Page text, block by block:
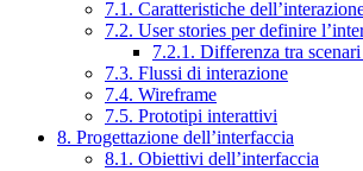
7.1. Caratteristiche
7.2. User stories per definire
7.2.1. Differenza tra scenari
7.3. Flussi di interazione
7.4. Wireframe
7.5. Prototipi interattivi
8. Progettazione dell’interfaccia
8.1. Obiettivi dell’interfaccia